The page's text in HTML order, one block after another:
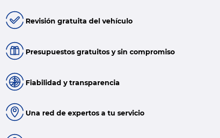
Revisión gratuita del vehículo
Presupuestos gratuitos y sin compromiso
Fiabilidad y transparencia
Una red de expertos a tu servicio